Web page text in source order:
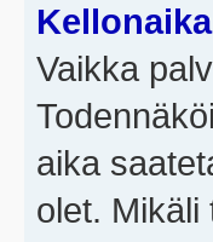
Vaikka
aika
olet.